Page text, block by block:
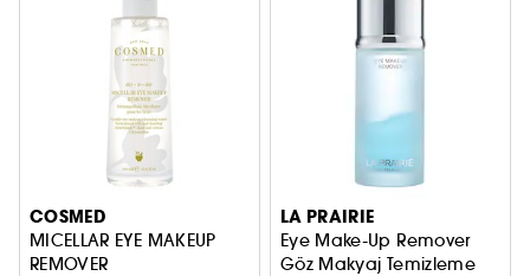
COSMED
MICELLAR EYE MAKEUP
REMOVER
LA PRAIRIE
Eye Make-Up Remover
Göz Makyaj Temizleme